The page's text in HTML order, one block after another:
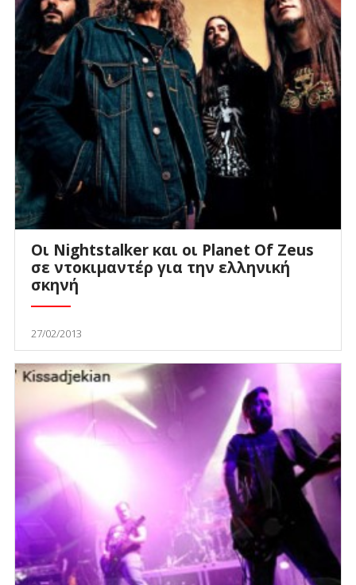
Οι Nightstalker και οι Planet Of Zeus
σε ντοκιμαντέρ για την ελληνική
σκηνή
27/02/2013